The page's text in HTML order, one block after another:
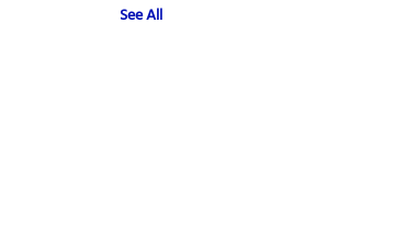
See All